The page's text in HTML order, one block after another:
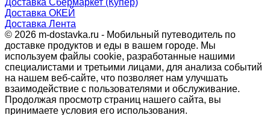
Доставка ОКЕЙ
Доставка Лента
© 2026 m-dostavka.ru - Мобильный путеводитель по
доставке продуктов и еды в вашем городе. Мы
используем файлы cookie, разработанные нашими
специалистами и третьими лицами, для анализа событий
на нашем веб-сайте, что позволяет нам улучшать
взаимодействие с пользователями и обслуживание.
Продолжая просмотр страниц нашего сайта, вы
принимаете условия его использования.